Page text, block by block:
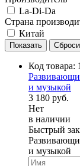
La-Di-Da
Страна
Китай
Код товара:
и музыкой
3 180 руб.
Нет
в наличии
Быстрый
и музыкой